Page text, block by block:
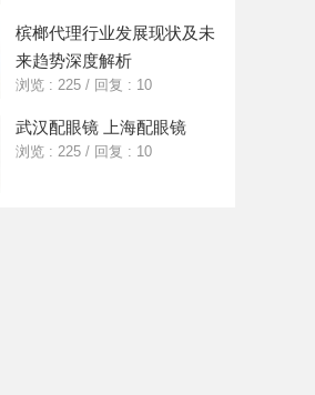
槟榔代理行业发展现状及未
来趋势深度解析
浏览 : 225 / 回复 : 10
武汉配眼镜 上海配眼镜
浏览 : 225 / 回复 : 10